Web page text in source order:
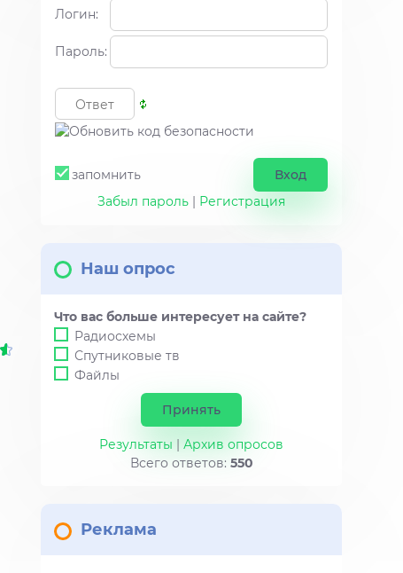
Логин:
Пароль:
запомнить
Забыл пароль | Регистрация
Наш опрос
Что вас больше интересует на сайте?
Радиосхемы
Спутниковые тв
Файлы
Результаты
Архив опросов
Всего ответов: 550
Реклама